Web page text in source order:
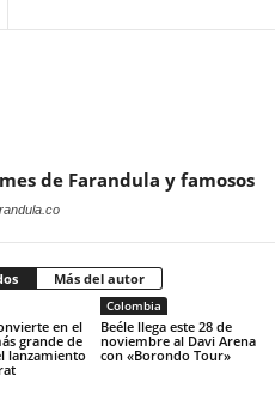
de Farandula y famosos
Más del autor
en el
grande de
lanzamiento
Colombia
Beéle llega este 28 de
noviembre al Davi Arena
con «Borondo Tour»